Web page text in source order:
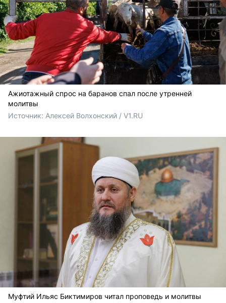
Ажиотажный спрос на баранов спал после утренней
молитвы
Источник: Алексей Волхонский / V1.RU
Муфтий Ильяс Биктимиров читал проповедь и молитвы